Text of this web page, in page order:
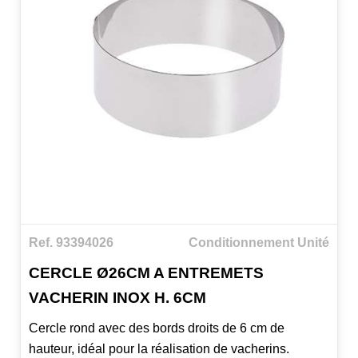
Ref. 93394026 Conditionnement Unité
CERCLE Ø26CM A ENTREMETS
VACHERIN INOX H. 6CM
Cercle rond avec des bords droits de 6 cm de
hauteur, idéal pour la réalisation de vacherins.